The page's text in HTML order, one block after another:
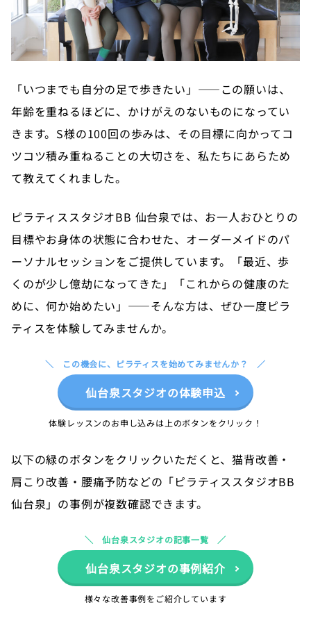
「いつまでも自分の足で歩きたい」——この願いは、
年齢を重ねるほどに、かけがえのないものになってい
きます。S様の100回の歩みは、その目標に向かってコ
ツコツ積み重ねることの大切さを、私たちにあらため
て教えてくれました。
ピラティススタジオBB 仙台泉では、お一人おひとりの
目標やお身体の状態に合わせた、オーダーメイドのパ
ーソナルセッションをご提供しています。「最近、歩
くのが少し億劫になってきた」「これからの健康のた
めに、何か始めたい」——そんな方は、ぜひ一度ピラ
ティスを体験してみませんか。
この機会に、ピラティスを始めてみませんか？
仙台泉スタジオの体験申込
体験レッスンのお申し込みは上のボタンをクリック！
以下の緑のボタンをクリックいただくと、猫背改善・
肩こり改善・腰痛予防などの「ピラティススタジオBB
仙台泉」の事例が複数確認できます。
仙台泉スタジオの記事一覧
仙台泉スタジオの事例紹介
様々な改善事例をご紹介しています